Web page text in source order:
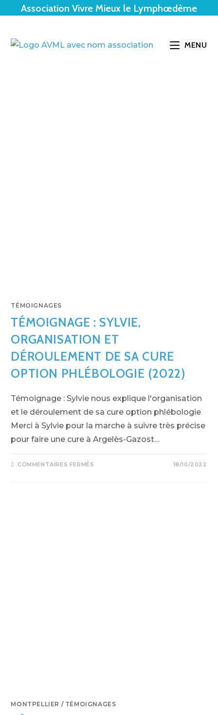
Association Vivre Mieux le Lymphœdème
MENU
TÉMOIGNAGES
TÉMOIGNAGE : SYLVIE,
ORGANISATION ET
DÉROULEMENT DE SA CURE
OPTION PHLÉBOLOGIE (2022)
Témoignage : Sylvie nous explique l'organisation
et le déroulement de sa cure option phlébologie
Merci à Sylvie pour la marche à suivre très précise
pour faire une cure à Argelès-Gazost…
COMMENTAIRES FERMÉS 18/10/2022
MONTPELLIER / TÉMOIGNAGES